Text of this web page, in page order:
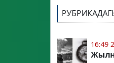
16:49